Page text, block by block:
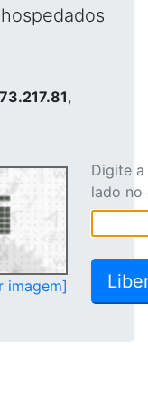
,
imagem]
Digite
lado no